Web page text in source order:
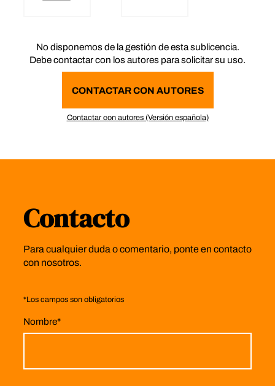
No disponemos de la gestión de esta sublicencia.
Debe contactar con los autores para solicitar su uso.
CONTACTAR CON AUTORES
Contactar con autores (Versión española)
Contacto
Para cualquier duda o comentario, ponte en contacto
con nosotros.
*Los campos son obligatorios
Nombre*